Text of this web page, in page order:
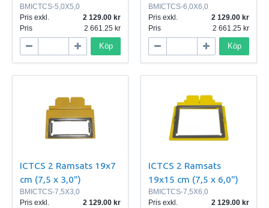
BMICTCS-5,0X5,0
Pris exkl.
2 129.00
Pris
2 661.25
Köp
BMICTCS-6,0X6,0
Pris exkl.
2 129.00
Pris
2 661.25
Köp
ICTCS 2 Ramsats 19x7
cm (7,5 x 3,0")
BMICTCS-7,5X3,0
Pris exkl.
2 129.00
ICTCS 2 Ramsats
19x15 cm (7,5 x 6,0")
BMICTCS-7,5X6,0
Pris exkl.
2 129.00